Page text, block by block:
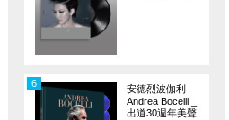
安德烈波伽利
Andrea Bocelli _
出道30週年美聲
6